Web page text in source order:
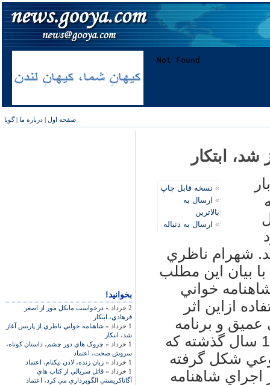
صفحه اول | درباره ما |گویا
بخوانید!
2 خرداد »
درخواست مايکل مور از اصغر
فرهادي، ابتکار
1 خرداد »
شاهنامه خواني ناظري از پاريس آغاز
شد، ابتکار
1 خرداد »
چروک هاي دور چشم، داستان کوتاه،
سروش صحت، اعتماد
1 خرداد »
زبان زنده، لادن نيکنام، اعتماد
1 خرداد »
قاتل سريالي از کتاب هاي
آگاتاکريستي الگوبرداري مي کرد، اعتماد
ابتکار
» نسخه قابل چاپ
» ارسال به
بالاترین
» ارسال به دنباله
شهرام ناظري
بيان اين مطلب
خواني
ازاين اثر
و برنامه
حساب شده اي دارد به ويژه آنکه در 120 سال گذشته که
شکل گرفته
شاهنامه